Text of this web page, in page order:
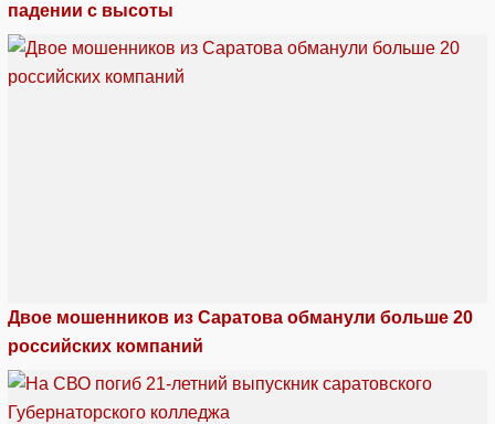
падении с высоты
Двое мошенников из Саратова обманули больше 20
российских компаний